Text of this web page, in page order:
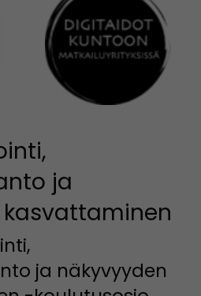
ja
ja näkyvyyden